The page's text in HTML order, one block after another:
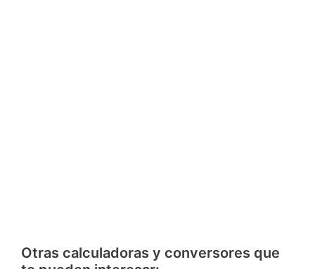
Otras calculadoras y conversores que